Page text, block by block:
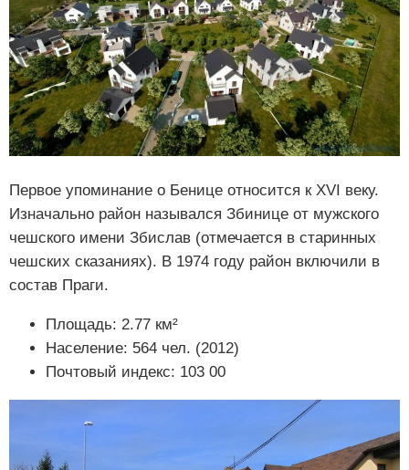
Первое упоминание о Бенице относится к XVI веку.
Изначально район назывался Збинице от мужского
чешского имени Збислав (отмечается в старинных
чешских сказаниях). В 1974 году район включили в
состав Праги.
Площадь: 2.77 км²
Население: 564 чел. (2012)
Почтовый индекс: 103 00